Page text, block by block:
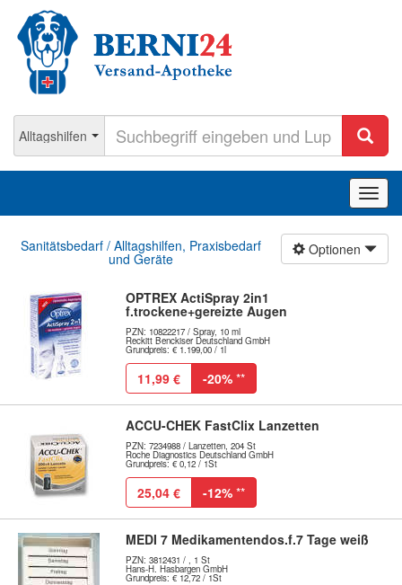
ein-/
Optionen
Sanitätsbedarf / Alltagshilfen, Praxisbedarf
und Geräte
OPTREX ActiSpray 2in1
f.trockene+gereizte Augen
PZN: 10822217 / Spray, 10 ml
Reckitt Benckiser Deutschland GmbH
Grundpreis: € 1.199,00 / 1l
11,99 € -20% **
ACCU-CHEK FastClix Lanzetten
PZN: 7234988 / Lanzetten, 204 St
Roche Diagnostics Deutschland GmbH
Grundpreis: € 0,12 / 1St
25,04 € -12% **
MEDI 7 Medikamentendos.f.7 Tage weiß
PZN: 3812431 / , 1 St
Hans-H. Hasbargen GmbH
Grundpreis: € 12,72 / 1St